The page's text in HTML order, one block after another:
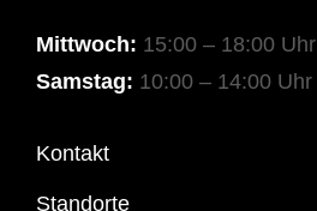
Mittwoch: 15:00 – 18:00 Uhr
Samstag: 10:00 – 14:00 Uhr
Kontakt
Standorte